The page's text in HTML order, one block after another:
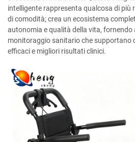
intelligente rappresenta qualcosa di più
di comodità; crea un ecosistema
autonomia e qualità della vita,
monitoraggio sanitario che supportano
efficaci e migliori risultati clinici.